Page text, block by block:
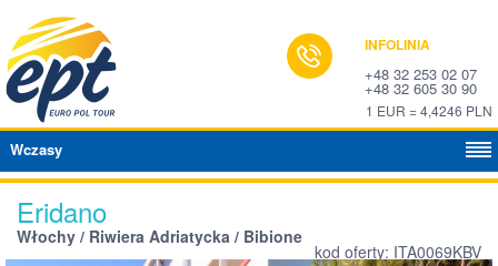
INFOLINIA
+48 32 253 02 07
+48 32 605 30 90
1 EUR = 4,4246 PLN
Wczasy
Eridano
Włochy / Riwiera Adriatycka / Bibione
kod oferty: ITA0069KBV